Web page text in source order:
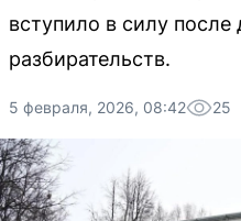
вступило в силу после
разбирательств.
5 февраля, 2026, 08:42 25